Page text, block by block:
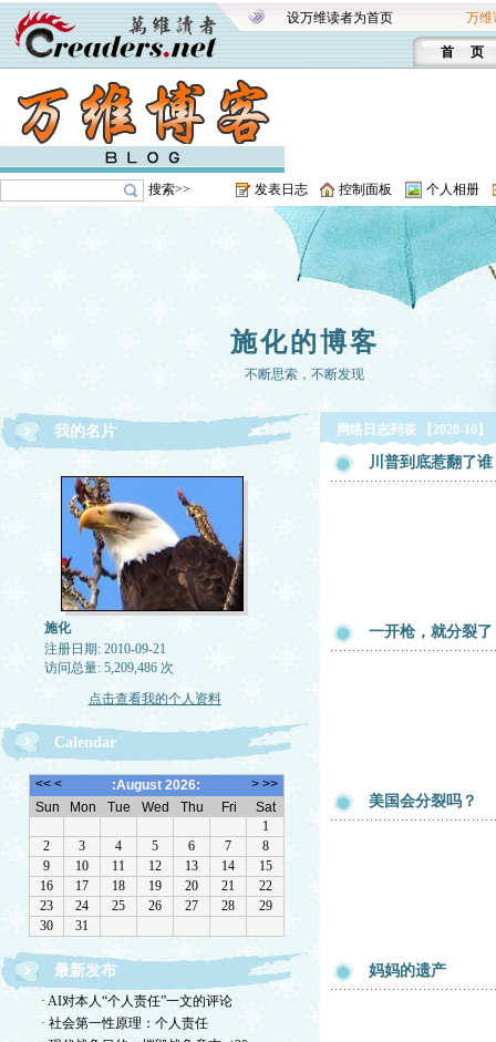
设万维读者为首页 万维
首 页
搜索>> 发表日志 控制面板 个人相册
施化的博客
不断思索，不断发现
我的名片
施化
注册日期: 2010-09-21
访问总量: 5,209,486 次
点击查看我的个人资料
Calendar
最新发布
· AI对本人“个人责任”一文的评论
· 社会第一性原理：个人责任
网络日志列表 【2020-10】
川普到底惹翻了谁
一开枪，就分裂了
美国会分裂吗？
妈妈的遗产